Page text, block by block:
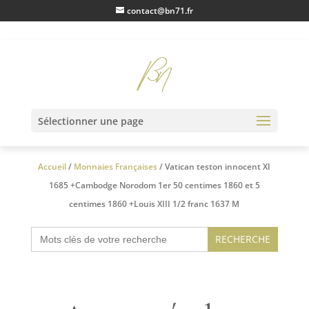
contact@bn71.fr
Sélectionner une page
Vente en Lots
Accueil/ Monnaies Françaises/ Vatican teston innocent XI
1685 +Cambodge Norodom 1er 50 centimes 1860 et 5
centimes 1860 +Louis XIII 1/2 franc 1637 M
Search
for: